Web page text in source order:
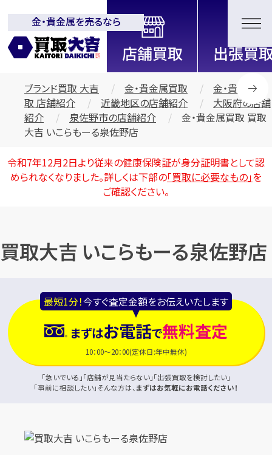
全国2200店舗以上展開中！
信頼と実績の買取専門店「買取大
吉」
金・貴金属を売るなら
ブランド買取 大吉 金・貴金属買取
金・貴金属買
取 店舗紹介
近畿地区の店舗紹介
大阪府の店舗
紹介
泉佐野市の店舗紹介
金・貴金属買取 買取
大吉 いこらもーる泉佐野店
令和7年12月2日より従来の健康保険証が身分証明書として認
められなくなりました。詳しくは下部の「買取に必要なもの」を
ご確認ください。
買取大吉 いこらもーる泉佐野店
最短1分！今すぐ査定金額をお伝えいたします
まずはお電話で無料査定
10：00～20：00(定休日:年中無休)
「急いでいる」「店舗が見当たらない」「出張買取を検討したい」
「事前に相談したい」そんな方は、 まずはお気軽にお電話ください！